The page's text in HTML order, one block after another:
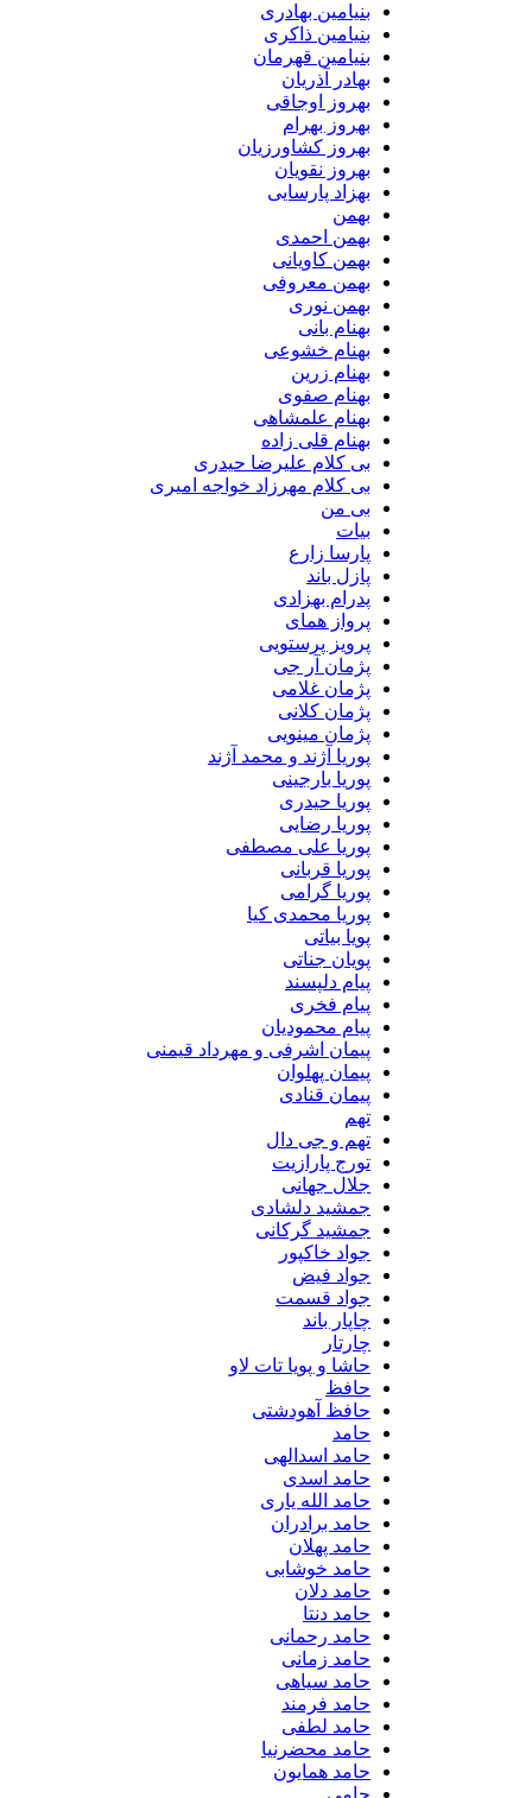
بنیامین بهادری
بنیامین ذاکری
بنیامین قهرمان
بهادر آذریان
بهروز اوجاقی
بهروز بهرام
بهروز کشاورزیان
بهروز نقویان
بهزاد پارسایی
بهمن احمدی
بهمن کاویانی
بهمن معروفی
بهمن نوری
بهنام بانی
بهنام خشوعی
بهنام زرین
بهنام صفوی
بهنام علمشاهی
بهنام قلی زاده
بی کلام علیرضا حیدری
بی کلام مهرزاد خواجه امیری
پارسا زارع
پازل باند
پدرام بهزادی
پرواز همای
پرویز پرستویی
پژمان آر جی
پژمان غلامی
پژمان کلانی
پژمان مینویی
پوریا آژند و محمد آژند
پوریا بارجینی
پوریا حیدری
پوریا رضایی
پوریا علی مصطفی
پوریا قربانی
پوریا گرامی
پوریا محمدی کیا
پویا بیاتی
پویان جناتی
پیام دلپسند
پیام فخری
پیام محمودیان
پیمان اشرفی و مهرداد قیمنی
پیمان پهلوان
پیمان قنادی
تهم و جی دال
تورج پارازیت
جلال جهانی
جمشید دلشادی
جمشید گرکانی
جواد خاکپور
جواد فیض
جواد قسمت
چاپار باند
حاشا و پویا تات لاو
حافظ آهودشتی
حامد اسدالهی
حامد اسدی
حامد الله یاری
حامد برادران
حامد پهلان
حامد خوشابی
حامد دلان
حامد دنتا
حامد رحمانی
حامد زمانی
حامد سیاهی
حامد فرمند
حامد لطفی
حامد محضرنیا
حامد همایون